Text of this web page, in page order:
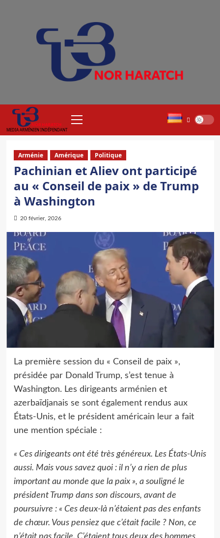
MEDIA ARMÉNIEN INDÉPENDANT
principal
Arménie Amérique Politique
Pachinian et Aliev ont participé
au « Conseil de paix » de Trump
à Washington
20 février, 2026
La première session du « Conseil de paix »,
présidée par Donald Trump, s’est tenue à
Washington. Les dirigeants arménien et
azerbaïdjanais se sont également rendus aux
États-Unis, et le président américain leur a fait
une mention spéciale :
« Ces dirigeants ont été très généreux. Les États-Unis
aussi. Mais vous savez quoi : il n’y a rien de plus
important au monde que la paix », a souligné le
président Trump dans son discours, avant de
poursuivre : « Ces deux-là n’étaient pas des enfants
de chœur. Vous pensiez que c’était facile ? Non, ce